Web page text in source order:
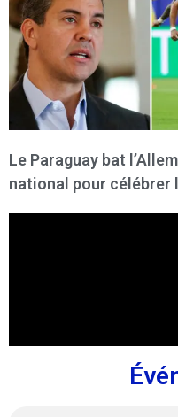
Le Paraguay bat
national pour célébrer